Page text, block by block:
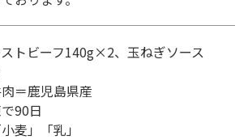
トビーフ140g×2、玉ねぎソース
＝鹿児島県産
90日
麦」「乳」